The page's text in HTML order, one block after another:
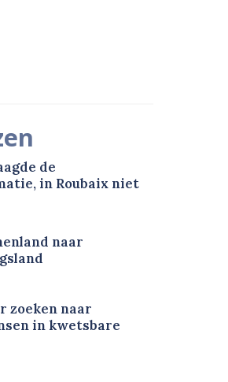
de
in Roubaix niet
naar
zoeken naar
in kwetsbare